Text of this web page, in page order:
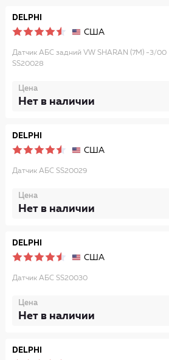
DELPHI
США
Датчик АБС задний VW SHARAN (7M) -3/00
SS20028
Цена
Нет в наличии
DELPHI
США
Датчик АБС SS20029
Цена
Нет в наличии
DELPHI
США
Датчик АБС SS20030
Цена
Нет в наличии
DELPHI